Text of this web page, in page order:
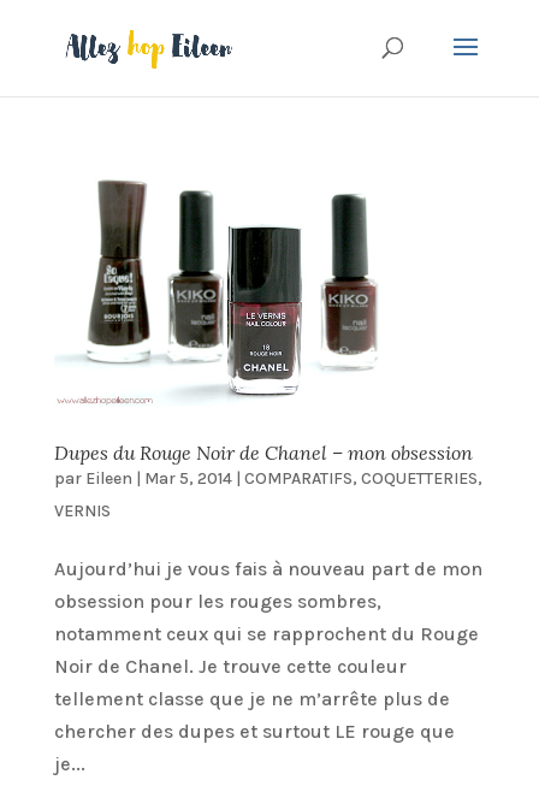
Dupes du Rouge Noir de Chanel – mon obsession
par Eileen | Mar 5, 2014| COMPARATIFS, COQUETTERIES,
VERNIS
Aujourd’hui je vous fais à nouveau part de mon
obsession pour les rouges sombres,
notamment ceux qui se rapprochent du Rouge
Noir de Chanel. Je trouve cette couleur
tellement classe que je ne m’arrête plus de
chercher des dupes et surtout LE rouge que
je...